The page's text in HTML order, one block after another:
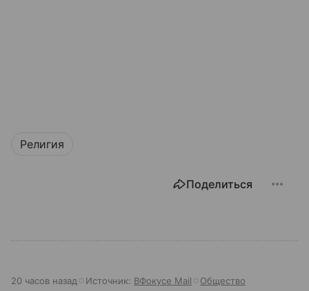
Религия
Поделиться
20 часов назад Источник: ВФокусе Mail Общество